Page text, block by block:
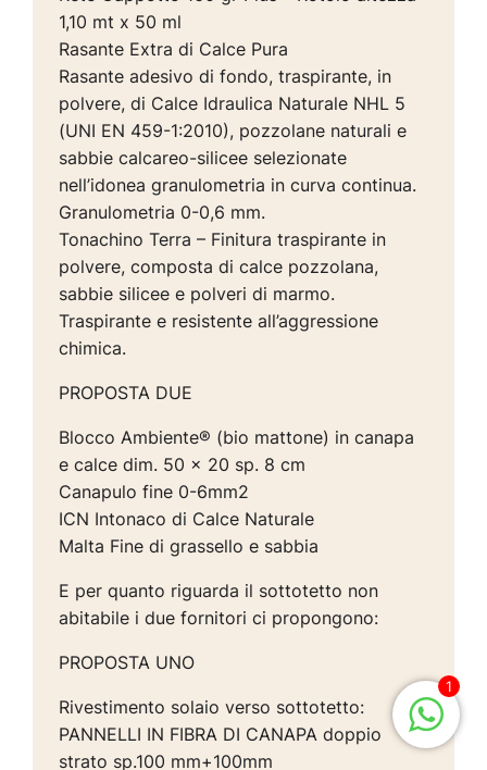
1,10 mt x 50 ml
Rasante Extra di Calce Pura
Rasante adesivo di fondo, traspirante, in
polvere, di Calce Idraulica Naturale NHL 5
(UNI EN 459-1:2010), pozzolane naturali e
sabbie calcareo-silicee selezionate
nell’idonea granulometria in curva continua.
Granulometria 0-0,6 mm.
Tonachino Terra – Finitura traspirante in
polvere, composta di calce pozzolana,
sabbie silicee e polveri di marmo.
Traspirante e resistente all’aggressione
chimica.
PROPOSTA DUE
Blocco Ambiente® (bio mattone) in canapa
e calce dim. 50 x 20 sp. 8 cm
Canapulo fine 0-6mm2
ICN Intonaco di Calce Naturale
Malta Fine di grassello e sabbia
E per quanto riguarda il sottotetto non
abitabile i due fornitori ci propongono:
PROPOSTA UNO
Rivestimento solaio verso sottotetto:
PANNELLI IN FIBRA DI CANAPA doppio
strato sp.100 mm+100mm
1